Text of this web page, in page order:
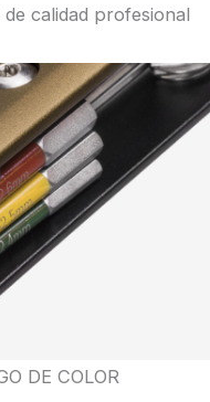
calidad profesional
DE COLOR